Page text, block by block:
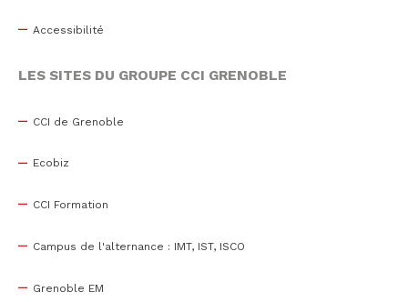
Accessibilité
LES SITES DU GROUPE CCI GRENOBLE
CCI de Grenoble
Ecobiz
CCI Formation
Campus de l'alternance : IMT, IST, ISCO
Grenoble EM